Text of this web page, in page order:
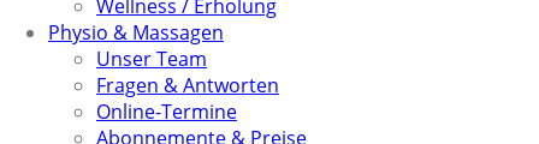
Wellness / Erholung
Physio & Massagen
Unser Team
Fragen & Antworten
Online-Termine
Abonnemente & Preise